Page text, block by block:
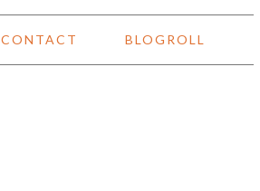
CONTACT BLOGROLL